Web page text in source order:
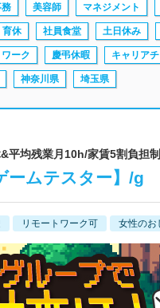
美容師 マネジメント
育休 社員食堂 土日休み
ーク 慶弔休暇 キャリア
神奈川県 埼玉県
平均残業月10h/家賃5割負担
ームテスター】/g
リモートワーク可 女性のお